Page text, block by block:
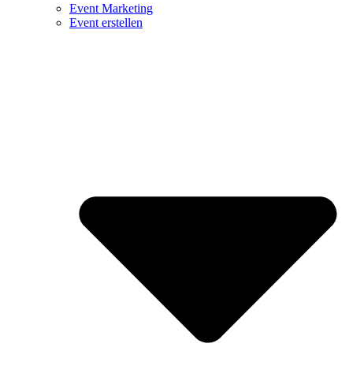
Event Marketing
Event erstellen